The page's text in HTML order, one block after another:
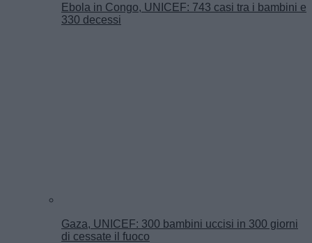
Ebola in Congo, UNICEF: 743 casi tra i bambini e
330 decessi
Gaza, UNICEF: 300 bambini uccisi in 300 giorni
di cessate il fuoco